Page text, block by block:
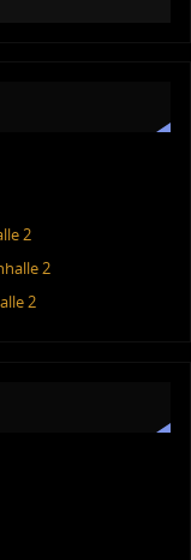
2
2
2